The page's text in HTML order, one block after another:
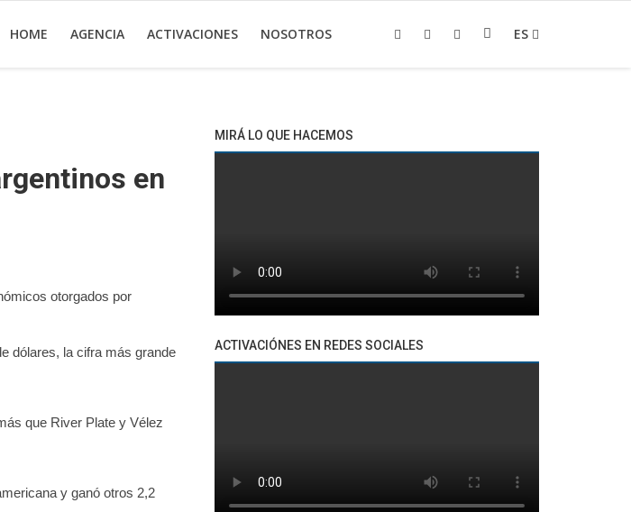
HOME AGENCIA ACTIVACIONES NOSOTROS ES
en
otorgados por
dólares, la cifra más grande
que River Plate y Vélez
y ganó otros 2,2
MIRÁ LO QUE HACEMOS
ACTIVACIÓNES EN REDES SOCIALES